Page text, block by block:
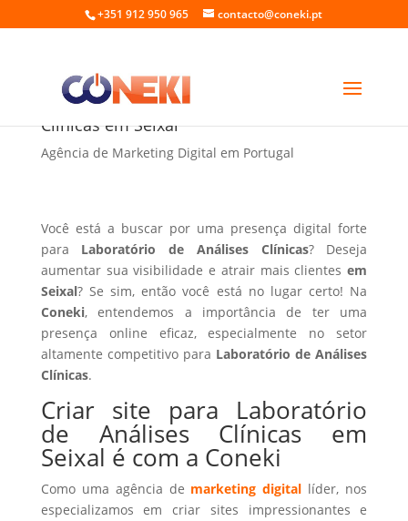
+351 912 950 965 contacto@coneki.pt
Criar site para Laboratório de Análises
Clínicas em Seixal
Agência de Marketing Digital em Portugal
Você está a buscar por uma presença digital forte
para Laboratório de Análises Clínicas? Deseja
aumentar sua visibilidade e atrair mais clientesem
Seixal? Se sim, então você está no lugar certo! Na
Coneki, entendemos a importância de ter uma
presença online eficaz, especialmente no setor
altamente competitivo para Laboratório de Análises
Clínicas.
Criar site para Laboratório
de Análises Clínicas em
Seixal é com a Coneki
Como uma agência de marketing digital líder, nos
especializamos em criar sites impressionantes e